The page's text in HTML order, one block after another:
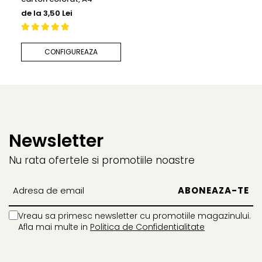
proiecte care trebuie să transmită lux fără a fi ostentative.
Ideal pentru:
✔ Invitații de nuntă moderne sau minimaliste
Tipărirea pe carton sidefat necesită experiență pentru a
menține claritatea culorilor și contrastul optim. Ajustăm
și profunzime vizuală.
Tipărire pe calc vellum – eleganță translucidă
de la 3,50 Lei
CONFIGUREAZA
Newsletter
Nu rata ofertele si promotiile noastre
Vreau sa primesc newsletter cu promotiile magazinului.
Afla mai multe in Politica de Confidentialitate